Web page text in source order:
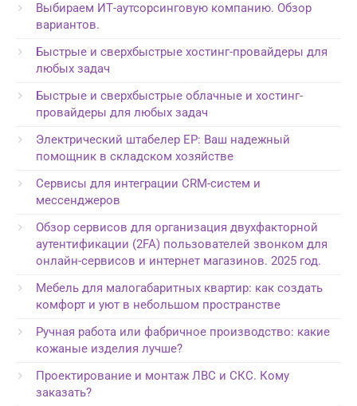
Выбираем ИТ-аутсорсинговую компанию. Обзор
вариантов.
Быстрые и сверхбыстрые хостинг-провайдеры для
любых задач
Быстрые и сверхбыстрые облачные и хостинг-
провайдеры для любых задач
Электрический штабелер EP: Ваш надежный
помощник в складском хозяйстве
Сервисы для интеграции CRM-систем и
мессенджеров
Обзор сервисов для организация двухфакторной
аутентификации (2FA) пользователей звонком для
онлайн-сервисов и интернет магазинов. 2025 год.
Мебель для малогабаритных квартир: как создать
комфорт и уют в небольшом пространстве
Ручная работа или фабричное производство: какие
кожаные изделия лучше?
Проектирование и монтаж ЛВС и СКС. Кому
заказать?